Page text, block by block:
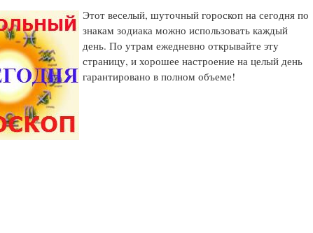
Этот веселый, шуточный гороскоп на сегодня по
знакам зодиака можно использовать каждый
день. По утрам ежедневно открывайте эту
страницу, и хорошее настроение на целый день
гарантировано в полном объеме!